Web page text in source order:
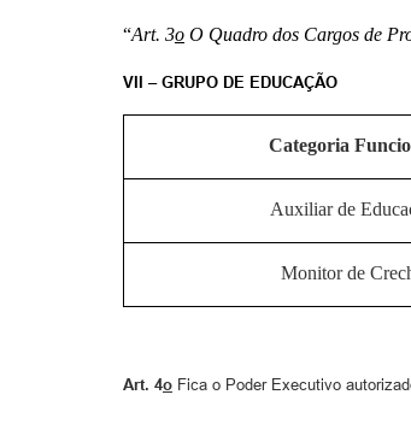
“Art. 3o O Quadro dos Cargos de
VII – GRUPO DE EDUCAÇÃO
Categoria
Auxiliar de
Monitor de
Art. 4o Fica o Poder Executivo